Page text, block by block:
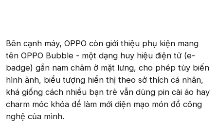
Bên cạnh máy, OPPO còn giới thiệu phụ kiện mang
tên OPPO Bubble - một dạng huy hiệu điện tử (e-
badge) gắn nam châm ở mặt lưng, cho phép tùy biến
hình ảnh, biểu tượng hiển thị theo sở thích cá nhân,
khá giống cách nhiều bạn trẻ vẫn dùng pin cài áo hay
charm móc khóa để làm mới diện mạo món đồ công
nghệ của mình.